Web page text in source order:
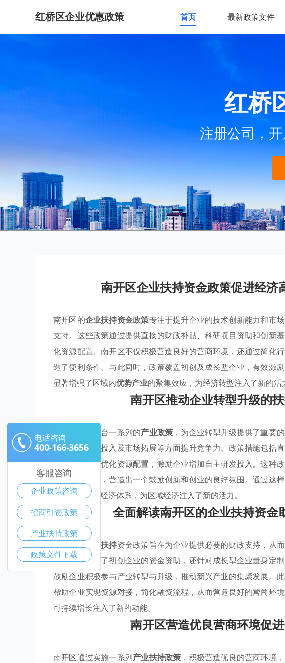
红桥区企业优惠政策 首页 最新政策文件
红桥
注册公司，
南开区企业扶持资金政策促进经济
南开区的企业扶持资金政策专注于提升企业的技术创新能力和市
支持。这些政策通过提供直接的财政补贴、科研项目资助和创新
化资源配置。南开区不仅积极营造良好的营商环境，还通过简化
造了便利条件。与此同时，政策覆盖初创及成长型企业，有效激
显著增强了区域内优势产业的聚集效应，为经济转型注入了新的活
南开区推动企业转型升级的
南开区通过出台一系列的产业政策 ，为企业转型升级提供了重要
术创新、研发投入及市场拓展等方面提升竞争力。政策措施包括
基金等，旨在优化资源配置，激励企业增加自主研发投入。这种
兴产业的发展，营造出一个鼓励创新和创业的良好氛围。通过这
可持续发展的经济体系，为区域经济注入了新的活力。
全面解读南开区的企业扶持资金
南开区的产业扶持资金政策旨在为企业提供必要的财政支持，从
政策不仅涵盖了初创企业的资金资助，还针对成长型企业量身定
鼓励企业积极参与产业转型与升级，推动新兴产业的集聚发展。
帮助企业实现资源对接，简化融资流程，从而营造良好的营商环
可持续增长注入了新的动能。
南开区营造优良营商环境促
南开区通过实施一系列产业扶持政策 ，积极营造优良的营商环境
电话咨询
400-166-3656
客服咨询
企业政策咨询
招商引资政策
产业扶持政策
政策文件下载